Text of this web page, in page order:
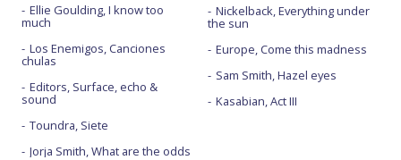
Ellie Goulding, I know too
much
Los Enemigos, Canciones
chulas
Editors, Surface, echo &
sound
Toundra, Siete
Jorja Smith, What are the odds
Nickelback, Everything under
the sun
Europe, Come this madness
Sam Smith, Hazel eyes
Kasabian, Act III